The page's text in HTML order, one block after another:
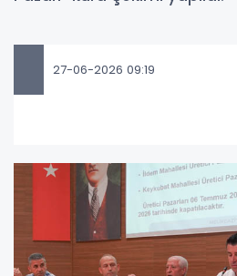
27-06-2026 09:19